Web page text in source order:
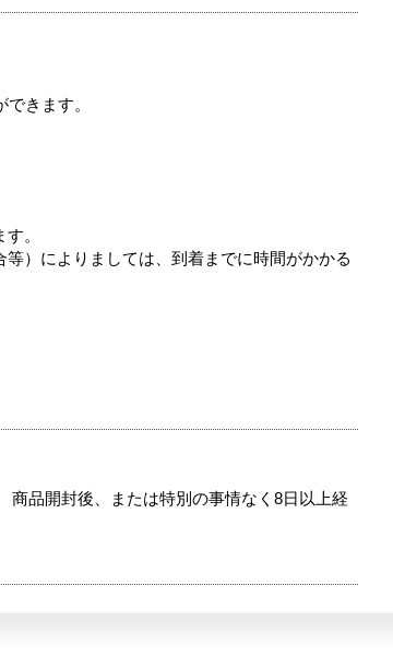
きます。
。
）によりましては、到着までに時間がかかる
商品開封後、または特別の事情なく8日以上経